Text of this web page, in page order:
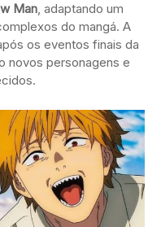
Man, adaptando um
do mangá. A
os eventos finais da
novos personagens e